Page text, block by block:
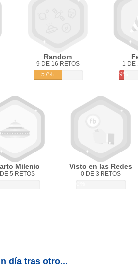
Random
9 DE 16 RETOS
57%
1 DE
9%
Milenio
5 RETOS
Visto en las Redes
0 DE 3 RETOS
día tras otro...